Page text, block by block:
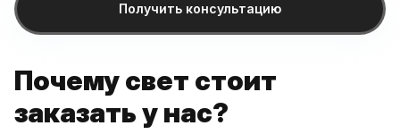
Получить консультацию
Почему свет стоит
заказать у нас?